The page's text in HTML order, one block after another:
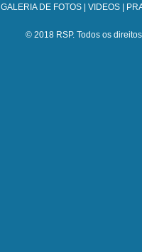
GALERIA DE FOTOS VIDEOS
© 2018 RSP. Todos os